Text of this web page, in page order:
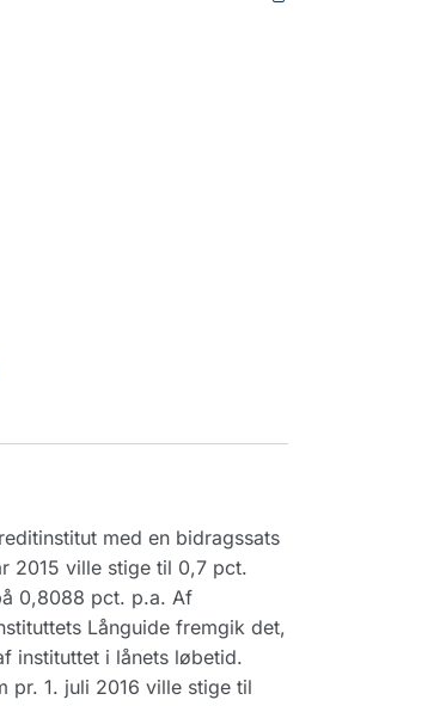
med en bidragssats
2015 ville stige til 0,7 pct.
0,8088 pct. p.a. Af
Långuide fremgik det,
instituttet i lånets løbetid.
pr. 1. juli 2016 ville stige til